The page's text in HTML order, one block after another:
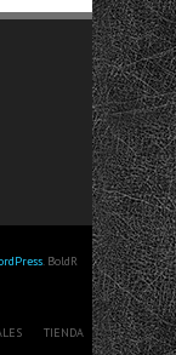
. BoldR
TIENDA